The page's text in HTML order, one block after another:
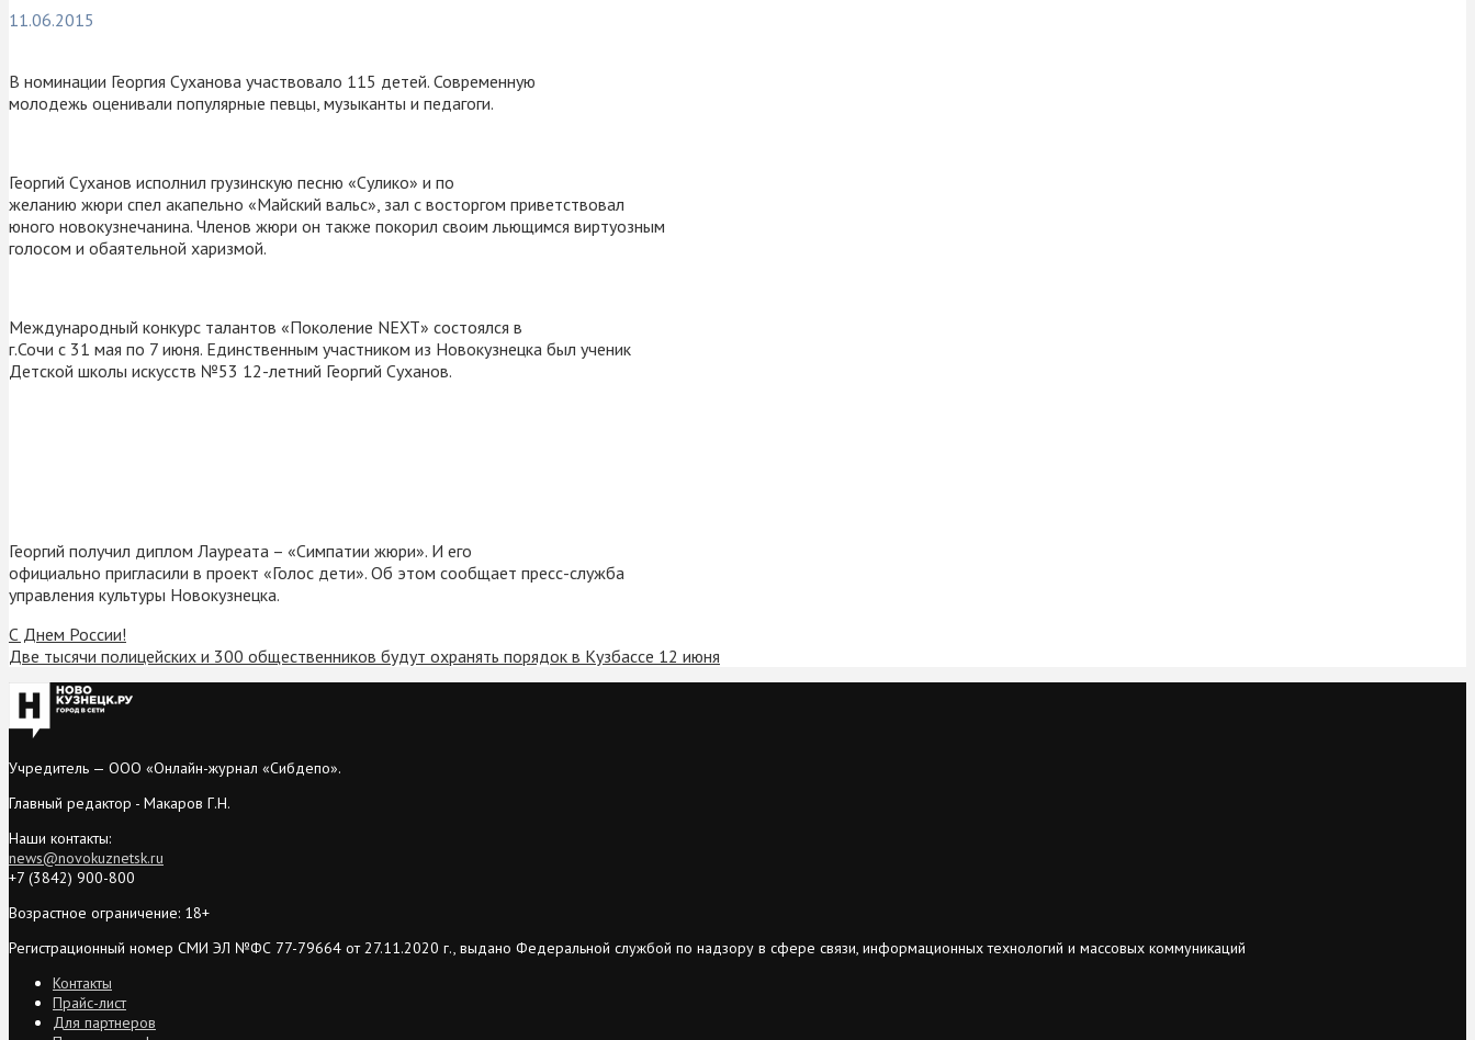
11.06.2015
В номинации Георгия Суханова участвовало 115 детей. Современную
молодежь оценивали популярные певцы, музыканты и педагоги.
Георгий Суханов исполнил грузинскую песню «Сулико» и по
желанию жюри спел акапельно «Майский вальс», зал с восторгом приветствовал
юного новокузнечанина. Членов жюри он также покорил своим льющимся виртуозным
голосом и обаятельной харизмой.
Международный конкурс талантов «Поколение NEXT» состоялся в
г.Сочи с 31 мая по 7 июня. Единственным участником из Новокузнецка был ученик
Детской школы искусств №53 12-летний Георгий Суханов.
Георгий получил диплом Лауреата – «Симпатии жюри». И его
официально пригласили в проект «Голос дети». Об этом сообщает пресс-служба
управления культуры Новокузнецка.
С Днем России!
Две тысячи полицейских и 300 общественников будут охранять порядок в Кузбассе 12 июня
Учредитель — ООО «Онлайн-журнал «Сибдепо».
Главный редактор - Макаров Г.Н.
Наши контакты:
news@novokuznetsk.ru
+7 (3842) 900-800
Возрастное ограничение: 18+
Регистрационный номер СМИ ЭЛ №ФС 77-79664 от 27.11.2020 г., выдано Федеральной службой по надзору в сфере связи, информационных технологий и массовых коммуникаций
Контакты
Прайс-лист
Для партнеров